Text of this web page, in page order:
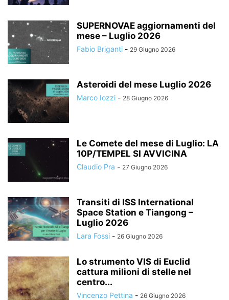
SUPERNOVAE aggiornamenti del
mese – Luglio 2026
Fabio Briganti - 29 Giugno 2026
Asteroidi del mese Luglio 2026
Marco Iozzi - 28 Giugno 2026
Le Comete del mese di Luglio: LA
10P/TEMPEL SI AVVICINA
Claudio Pra - 27 Giugno 2026
Transiti di ISS International
Space Station e Tiangong –
Luglio 2026
Lara Fossi - 26 Giugno 2026
Lo strumento VIS di Euclid
cattura milioni di stelle nel
centro...
Vincenzo Pettina - 26 Giugno 2026